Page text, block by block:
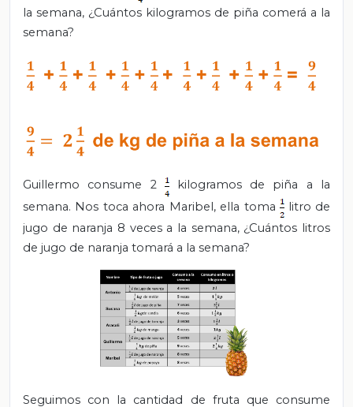
la semana, ¿Cuántos kilogramos de piña comerá a la
semana?
Guillermo consume 2
kilogramos de piña a la
semana. Nos toca ahora Maribel, ella toma
litro de
jugo de naranja 8 veces a la semana, ¿Cuántos litros
de jugo de naranja tomará a la semana?
Seguimos con la cantidad de fruta que consume